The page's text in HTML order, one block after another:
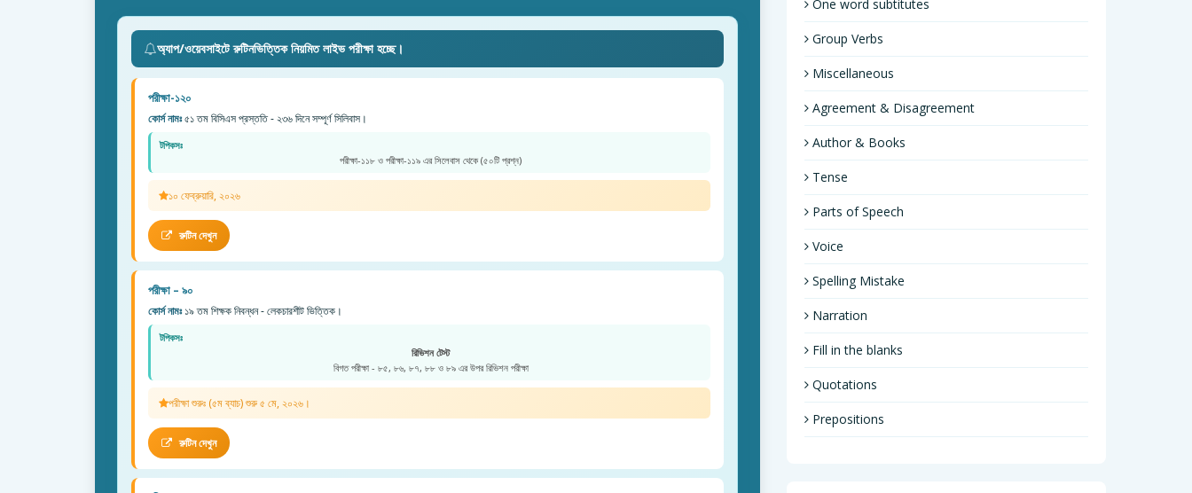
অ্যাপ/ওয়েবসাইটে রুটিনভিত্তিক নিয়মিত লাইভ পরীক্ষা হচ্ছে।
পরীক্ষা-১২০
কোর্স নামঃ৫১ তম বিসিএস প্রস্ততি - ২৩৬ দিনে সম্পূর্ণ সিলিবাস।
টপিকসঃ
পরীক্ষা-১১৮ ও পরীক্ষা-১১৯ এর সিলেবাস থেকে (৫০টি প্রশ্ন)
১০ ফেব্রুয়ারি, ২০২৬
রুটিন দেখুন
পরীক্ষা – ৯০
কোর্স নামঃ১৯ তম শিক্ষক নিবন্ধন - লেকচারশীট ভিত্তিক।
টপিকসঃ
রিভিশন টেস্ট
বিগত পরীক্ষা - ৮৫, ৮৬, ৮৭, ৮৮ ও ৮৯ এর উপর রিভিশন পরীক্ষা
পরীক্ষা শুরুঃ (৫ম ব্যাচ) শুরু ৫ মে, ২০২৬।
রুটিন দেখুন
One word subtitutes
Group Verbs
Miscellaneous
Agreement & Disagreement
Author & Books
Tense
Parts of Speech
Voice
Spelling Mistake
Narration
Fill in the blanks
Quotations
Prepositions